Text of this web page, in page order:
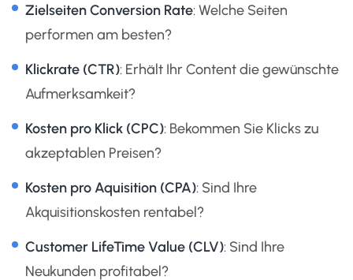
Zielseiten Conversion Rate: Welche Seiten
performen am besten?
Klickrate (CTR): Erhält Ihr Content die gewünschte
Aufmerksamkeit?
Kosten pro Klick (CPC): Bekommen Sie Klicks zu
akzeptablen Preisen?
Kosten pro Aquisition (CPA): Sind Ihre
Akquisitionskosten rentabel?
Customer LifeTime Value (CLV): Sind Ihre
Neukunden profitabel?